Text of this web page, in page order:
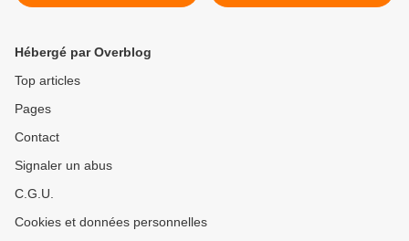
chalutaient pas dans le
de fin !
raclées, laisse donc
Hébergé par Overblog
Top articles
Pages
Contact
Signaler un abus
C.G.U.
Cookies et données personnelles